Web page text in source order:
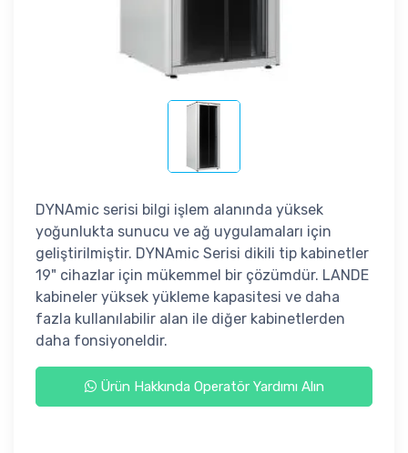
DYNAmic serisi bilgi işlem alanında yüksek
yoğunlukta sunucu ve ağ uygulamaları için
geliştirilmiştir. DYNAmic Serisi dikili tip kabinetler
19" cihazlar için mükemmel bir çözümdür. LANDE
kabineler yüksek yükleme kapasitesi ve daha
fazla kullanılabilir alan ile diğer kabinetlerden
daha fonsiyoneldir.
Ürün Hakkında Operatör Yardımı Alın